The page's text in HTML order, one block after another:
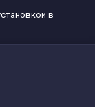
в